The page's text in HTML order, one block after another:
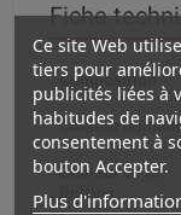
Fiche
Composition
Couleur
Couleur de la
finition
Ce site Web
tiers pour
publicités liées à
habitudes de
consentement à
bouton Accepter.
Plus